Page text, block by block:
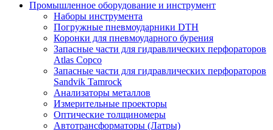
Промышленное оборудование и инструмент
Наборы инструмента
Погружные пневмоударники DTH
Коронки для пневмоударного бурения
Запасные части для гидравлических перфораторов
Atlas Copco
Запасные части для гидравлических перфораторов
Sandvik Tamrock
Анализаторы металлов
Измерительные проекторы
Оптические толщиномеры
Автотрансформаторы (Латры)